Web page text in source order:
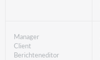
Manager
Client
Berichteneditor